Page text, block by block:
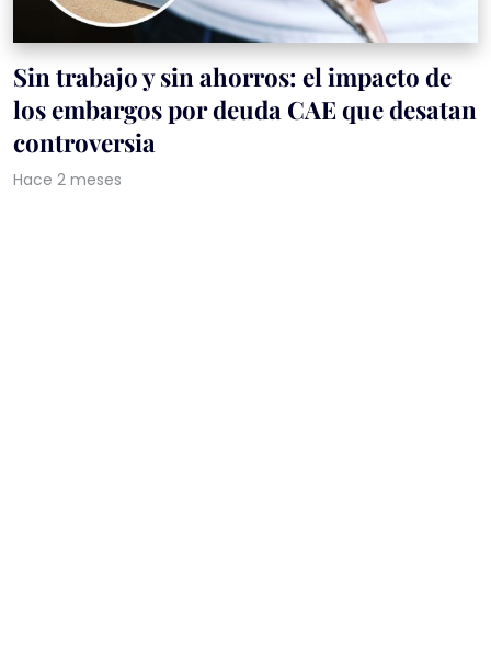
Sin trabajo y sin ahorros: el impacto de
los embargos por deuda CAE que desatan
controversia
Hace 2 meses